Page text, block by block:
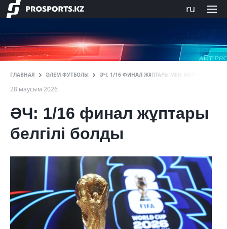
ru
ГЛАВНАЯ ӘЛЕМ ФУТБОЛЫ ӘЧ: 1/16 ФИНАЛ ЖҰПТАРЫ МЕН МАТЧТАРДЫҢ
28 маусым 2026
ӘЧ: 1/16 финал жұптары
белгілі болды